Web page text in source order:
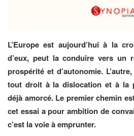
L’Europe est aujourd’hui à la
d’eux, peut la conduire vers un
prospérité et d’autonomie.
tout droit à la dislocation et à la
déjà amorcé. Le premier chemin
cet essai a pour ambition de
c’est la voie à emprunter.